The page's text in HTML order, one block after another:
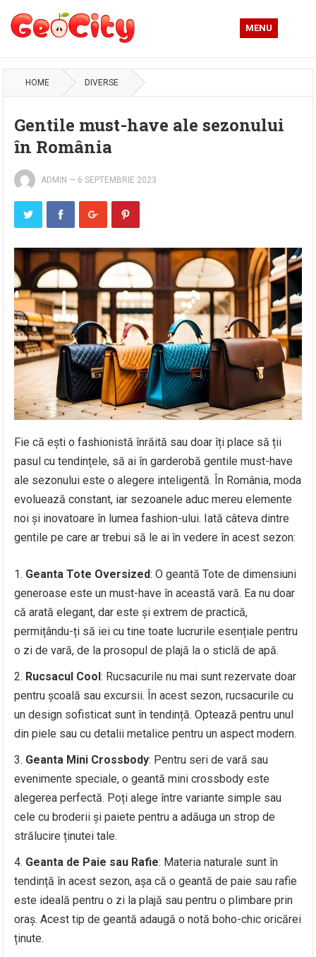
MENU
HOME DIVERSE
Gentile must-have ale sezonului
în România
ADMIN — 6 SEPTEMBRIE 2023
Fie că ești o fashionistă înrăită sau doar îți place să ții
pasul cu tendințele, să ai în garderobă gentile must-have
ale sezonului este o alegere inteligentă. În România, moda
evoluează constant, iar sezoanele aduc mereu elemente
noi și inovatoare în lumea fashion-ului. Iată câteva dintre
gentile pe care ar trebui să le ai în vedere în acest sezon:
Geanta Tote Oversized: O geantă Tote de dimensiuni
generoase este un must-have în această vară. Ea nu doar
că arată elegant, dar este și extrem de practică,
permițându-ți să iei cu tine toate lucrurile esențiale pentru
o zi de vară, de la prosopul de plajă la o sticlă de apă.
Rucsacul Cool: Rucsacurile nu mai sunt rezervate doar
pentru școală sau excursii. În acest sezon, rucsacurile cu
un design sofisticat sunt în tendință. Optează pentru unul
din piele sau cu detalii metalice pentru un aspect modern.
Geanta Mini Crossbody: Pentru seri de vară sau
evenimente speciale, o geantă mini crossbody este
alegerea perfectă. Poți alege între variante simple sau
cele cu broderii și paiete pentru a adăuga un strop de
strălucire ținutei tale.
Geanta de Paie sau Rafie: Materia naturale sunt în
tendință în acest sezon, așa că o geantă de paie sau rafie
este ideală pentru o zi la plajă sau pentru o plimbare prin
oraș. Acest tip de geantă adaugă o notă boho-chic oricărei
ținute.